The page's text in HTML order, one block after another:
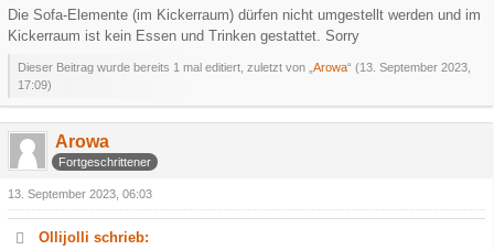
Die Sofa-Elemente (im Kickerraum) dürfen nicht umgestellt werden und im
Kickerraum ist kein Essen und Trinken gestattet. Sorry
Dieser Beitrag wurde bereits 1 mal editiert, zuletzt von „ Arowa“ (13. September 2023,
17:09)
Arowa
Fortgeschrittener
13. September 2023, 06:03
Ollijolli schrieb: